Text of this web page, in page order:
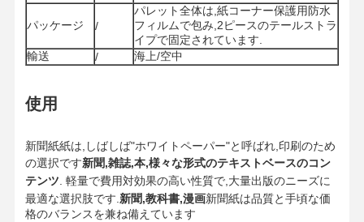
家 製品 ビデオ
私たちについ
て
事件 ブログ
パッケージ /
パレット全体は,紙コーナー保護用防水
フィルムで包み,2ピースのテールストラ
イプで固定されています.
輸送
/ 海上/空中
使用
新聞紙紙は,しばしば"ホワイトペーパー"と呼ばれ,印刷のため
の選択です新聞,雑誌,本,様々な形式のテキストベースのコン
テンツ. 軽量で費用対効果の高い性質で,大量出版のニーズに
最適な選択肢です.新聞,教科書,漫画新聞紙は品質と手頃な価
格のバランスを兼ね備えています